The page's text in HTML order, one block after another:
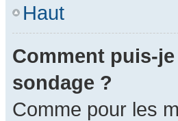
Haut
Comment puis-
sondage ?
Comme pour les